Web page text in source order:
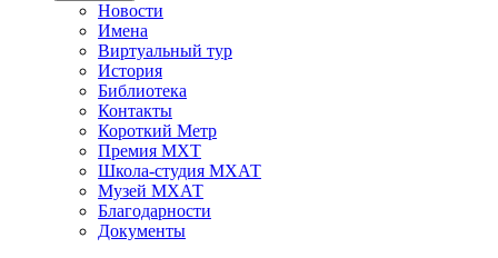
Новости
Имена
Виртуальный тур
История
Библиотека
Контакты
Короткий Метр
Премия МХТ
Школа-студия МХАТ
Музей МХАТ
Благодарности
Документы